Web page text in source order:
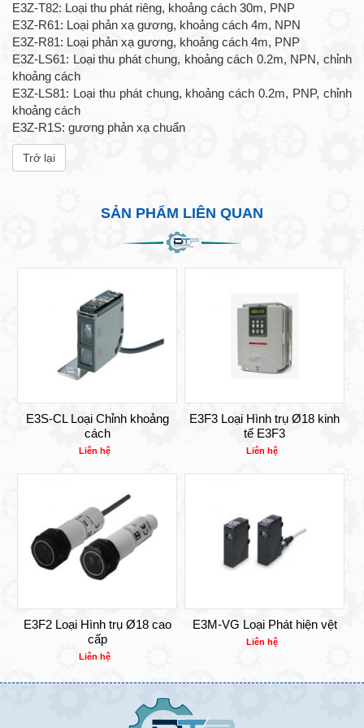
E3Z-T82: Loại thu phát riêng, khoảng cách 30m, PNP
E3Z-R61: Loại phản xạ gương, khoảng cách 4m, NPN
E3Z-R81: Loại phản xạ gương, khoảng cách 4m, PNP
E3Z-LS61: Loại thu phát chung, khoảng cách 0.2m, NPN, chỉnh
khoảng cách
E3Z-LS81: Loại thu phát chung, khoảng cách 0.2m, PNP, chỉnh
khoảng cách
E3Z-R1S: gương phản xạ chuẩn
Trở lại
SẢN PHẨM LIÊN QUAN
E3S-CL Loại Chỉnh khoảng
cách
Liên hệ
E3F3 Loại Hình trụ Ø18 kinh
tế E3F3
Liên hệ
E3F2 Loại Hình trụ Ø18 cao
cấp
Liên hệ
E3M-VG Loại Phát hiện vệt
Liên hệ